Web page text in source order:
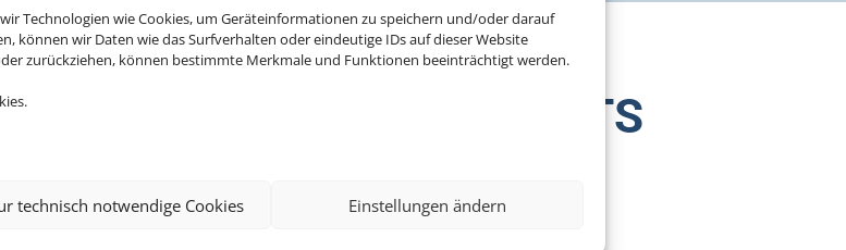
Technologien wie Cookies, um Geräteinformationen zu speichern und/oder darauf
können wir Daten wie das Surfverhalten oder eindeutige IDs auf dieser Website
zurückziehen, können bestimmte Merkmale und Funktionen beeinträchtigt werden.
technisch notwendige Cookies Einstellungen ändern
UM IHRE LIEBLINGSEVENTS
Events weltweit. Egal ob Musicals, Konzerte, Opern oder